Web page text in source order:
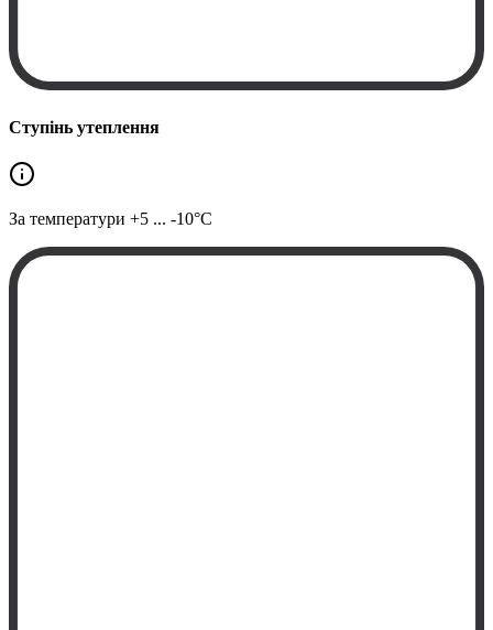
Ступінь утеплення
За температури +5 ... -10°C